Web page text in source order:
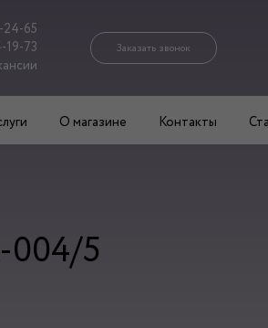
24-65
19-73
Заказать звонок
О магазине Контакты
004/5